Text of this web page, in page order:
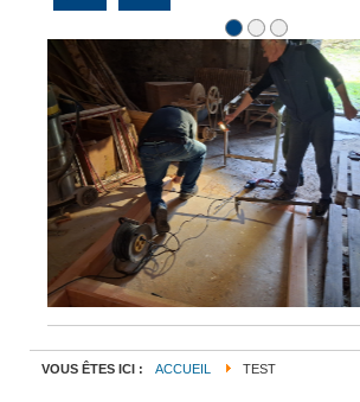
VOUS ÊTES ICI : ACCUEIL TEST